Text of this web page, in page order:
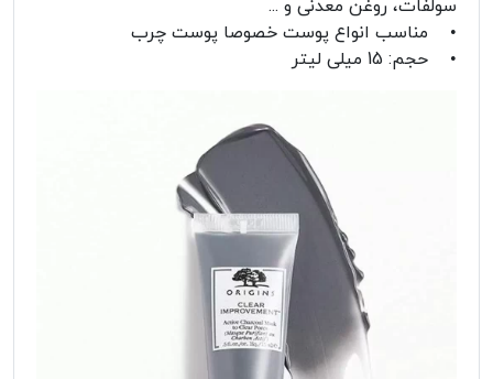
سولفات، روغن معدنی و ...
• مناسب انواع پوست خصوصا پوست چرب
• حجم: 15 میلی لیتر